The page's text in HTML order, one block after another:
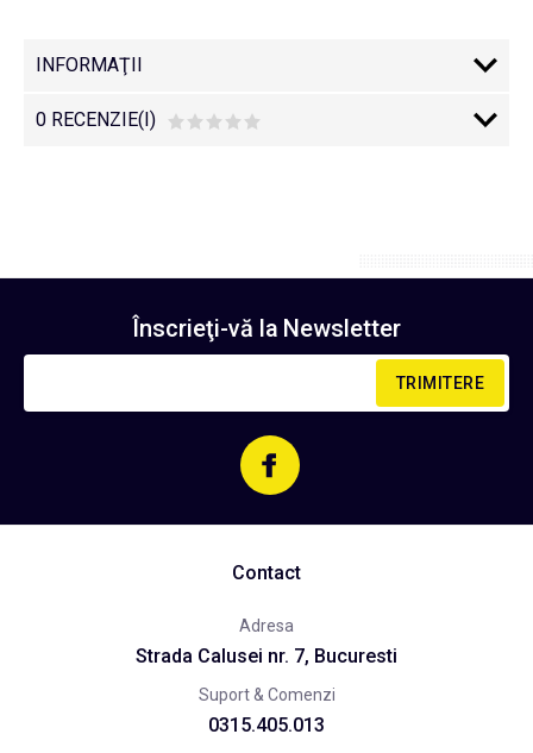
INFORMAŢII
0 RECENZIE(I)
Înscrieţi-vă la Newsletter
TRIMITERE
Contact
Adresa
Strada Calusei nr. 7, Bucuresti
Suport & Comenzi
0315.405.013